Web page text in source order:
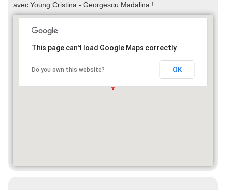
avec Young Cristina - Georgescu Madalina !
This page can't load Google Maps correctly.
Do you own this website? OK